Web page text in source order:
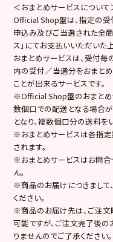
＜おまとめサービスについて
Official Shop盤は、指定の
申込み及びご当選された全
ス」にてお支払いいただいた
おまとめサービスは、受付
内の受付／当選分をおまと
ことが出来るサービスです。
※Official Shop盤のおまとめ
数個口での配送となる場合
となり、複数個口分の送料を
※おまとめサービスは各指
されます。
※おまとめサービスはお問
ん。
※商品のお届けにつきまして
ください。
※商品のお届け先は、ご注
可能ですが、ご注文完了後
りませんのでご了承ください。